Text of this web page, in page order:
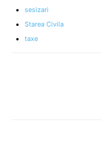
sesizari
Starea Civila
taxe